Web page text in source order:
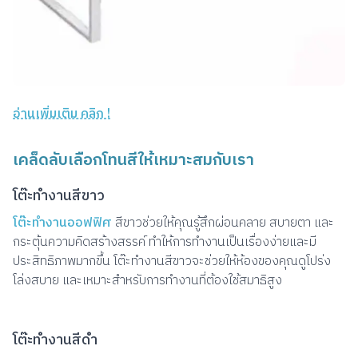
อ่านเพิ่มเติม คลิก !
เคล็ดลับเลือกโทนสีให้เหมาะสมกับเรา
โต๊ะทำงานสีขาว
โต๊ะทำงานออฟฟิศ สีขาวช่วยให้คุณรู้สึกผ่อนคลาย สบายตา และ
กระตุ้นความคิดสร้างสรรค์ ทำให้การทำงานเป็นเรื่องง่ายและมี
ประสิทธิภาพมากขึ้น โต๊ะทำงานสีขาวจะช่วยให้ห้องของคุณดูโปร่ง
โล่งสบาย และเหมาะสำหรับการทำงานที่ต้องใช้สมาธิสูง
โต๊ะทำงานสีดำ